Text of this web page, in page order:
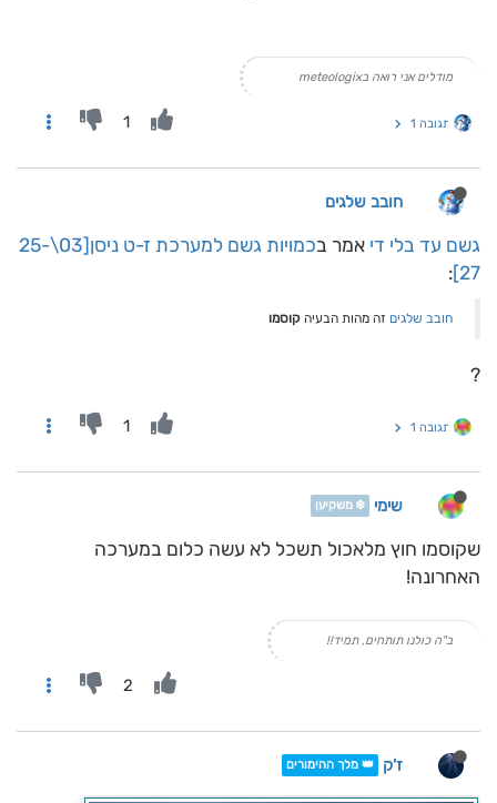
מודלים אני רואה בmeteologix
תגובה 1 1
חובב שלגים
גשם עד בלי די אמר ב
כמויות גשם למערכת ז-ט ניסן[03\25-
27]
:
חובב שלגים זה מהות הבעיה קוסמו
?
תגובה 1 1
שימי ❄️ משקיען
שקוסמו חוץ מלאכול תשכל לא עשה כלום במערכה
האחרונה!
ב"ה כולנו תותחים, תמיד!!
2
ז'ק 👑 מלך ההימורים